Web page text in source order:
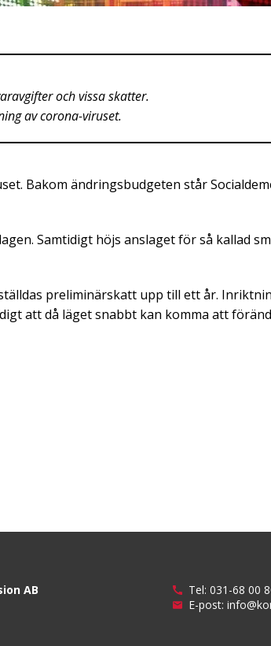
och vissa skatter.
av corona-viruset.
Bakom ändringsbudgeten står
Samtidigt höjs anslaget för så kallad
preliminärskatt upp till ett år.
att då läget snabbt kan komma att
AB
Tel:031-68 00
E-post: